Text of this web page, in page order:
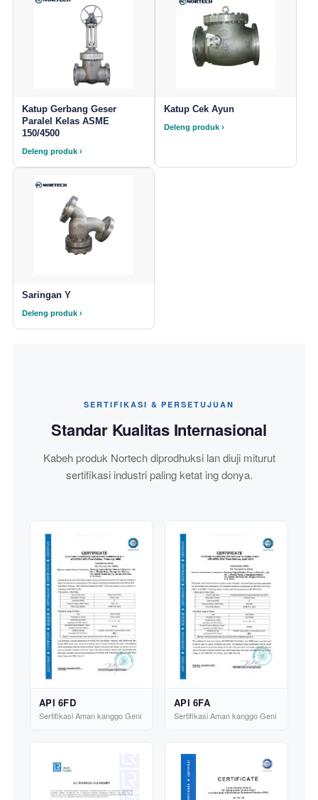
Katup Gerbang Geser
Paralel Kelas ASME
150/4500
Deleng produk ›
Katup Cek Ayun
Deleng produk ›
Saringan Y
Deleng produk ›
SERTIFIKASI & PERSETUJUAN
Standar Kualitas Internasional
Kabeh produk Nortech diprodhuksi lan diuji miturut
sertifikasi industri paling ketat ing donya.
API 6FD
Sertifikasi Aman kanggo Geni
API 6FA
Sertifikasi Aman kanggo Geni